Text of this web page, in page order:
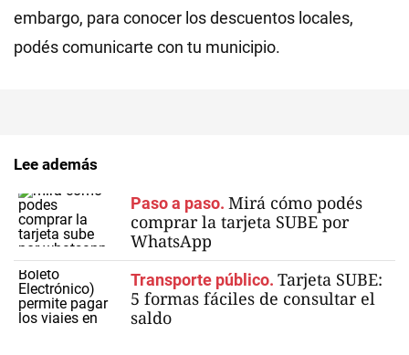
embargo, para conocer los descuentos locales,
podés comunicarte con tu municipio.
Lee además
Paso a paso. Mirá cómo podés
comprar la tarjeta SUBE por
WhatsApp
Transporte público. Tarjeta SUBE:
5 formas fáciles de consultar el
saldo